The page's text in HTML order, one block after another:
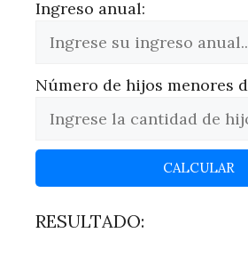
Ingreso anual:
Número de hijos menores
CALCULAR
RESULTADO: